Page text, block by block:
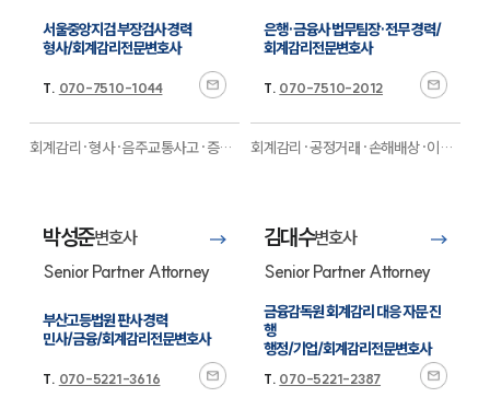
서울중앙지검 부장검사 경력
형사/회계감리전문변호사
T. 070-7510-1044
회계감리·형사·음주교통사고·증거
은행·금융사 법무팀장·전무 경력/
회계감리전문변호사
T. 070-7510-2012
회계감리·공정거래·손해배상·이혼·
박성준변호사
Senior Partner Attorney
부산고등법원 판사 경력
민사/금융/회계감리전문변호사
T. 070-5221-3616
김대수변호사
Senior Partner Attorney
금융감독원 회계감리 대응 자문 진
행
행정/기업/회계감리전문변호사
T. 070-5221-2387